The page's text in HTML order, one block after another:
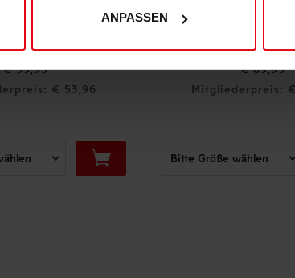
ANPASSEN
Fortuna x adidas T-Shirt "Originals" Off-White Fortuna x adidas Trackpants "Originals" Off-White
€ 89,95
Mitgliederpreis: € 80,96